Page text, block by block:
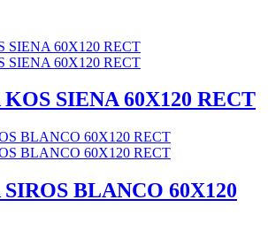
SIENA 60X120 RECT
BLANCO 60X120